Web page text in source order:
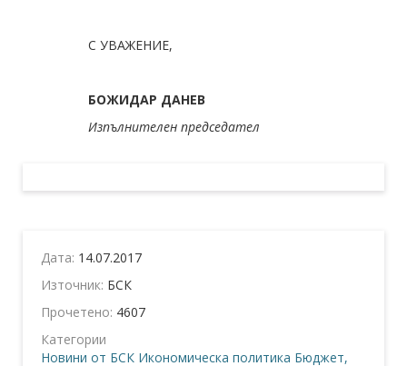
С УВАЖЕНИЕ,
БОЖИДАР ДАНЕВ
Изпълнителен председател
Дата: 14.07.2017
Източник: БСК
Прочетено: 4607
Категории
Новини от БСК Икономическа политика Бюджет,